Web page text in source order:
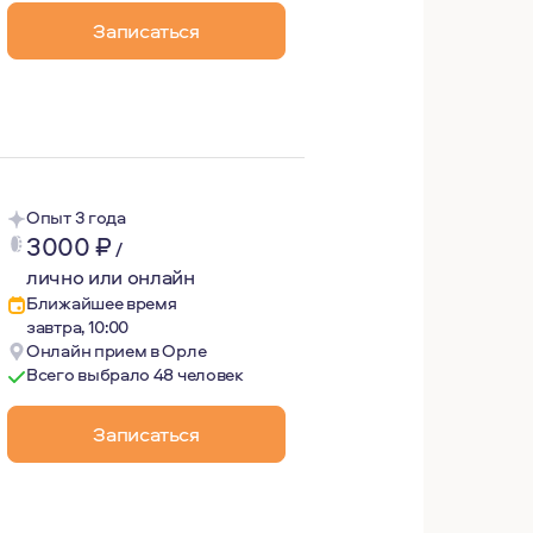
Записаться
ситуаций. Не по наслышке знаю, что такое:
Опыт 3 года
3000₽/
лично или онлайн
Ближайшее время
завтра, 10:00
Онлайн прием в Орле
Всего выбрало 48 человек
Записаться